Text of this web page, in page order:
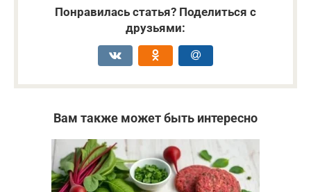
Понравилась статья? Поделиться с
друзьями:
Вам также может быть интересно